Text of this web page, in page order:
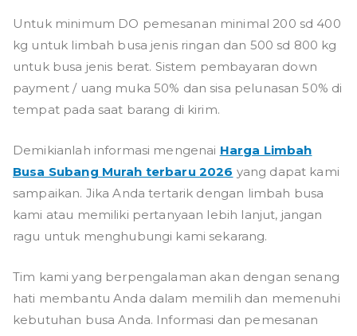
Untuk minimum DO pemesanan minimal 200 sd 400
kg untuk limbah busa jenis ringan dan 500 sd 800 kg
untuk busa jenis berat. Sistem pembayaran down
payment / uang muka 50% dan sisa pelunasan 50% di
tempat pada saat barang di kirim.
Demikianlah informasi mengenai Harga Limbah
Busa Subang Murah terbaru 2026 yang dapat kami
sampaikan. Jika Anda tertarik dengan limbah busa
kami atau memiliki pertanyaan lebih lanjut, jangan
ragu untuk menghubungi kami sekarang.
Tim kami yang berpengalaman akan dengan senang
hati membantu Anda dalam memilih dan memenuhi
kebutuhan busa Anda. Informasi dan pemesanan